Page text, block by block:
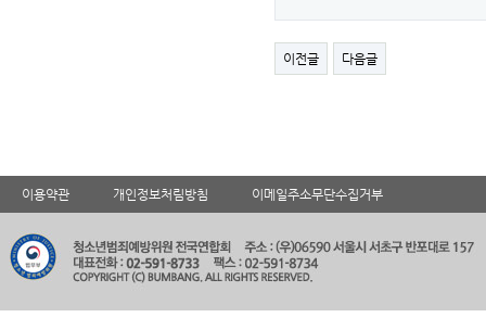
이전글 다음글
이용약관 개인정보처림방침 이메일주소무단수집거부